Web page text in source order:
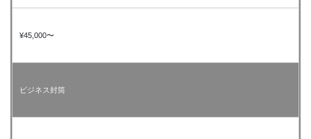
¥45,000〜
ビジネス封筒